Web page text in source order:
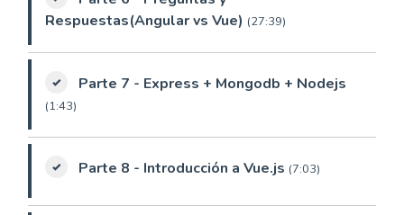
Respuestas(Angular vs Vue) (27:39)
Parte 7 - Express + Mongodb + Nodejs
(1:43)
Parte 8 - Introducción a Vue.js (7:03)